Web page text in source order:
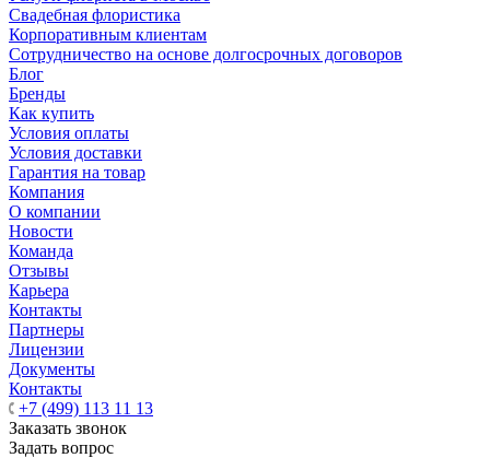
Свадебная флористика
Корпоративным клиентам
Сотрудничество на основе долгосрочных договоров
Блог
Бренды
Как купить
Условия оплаты
Условия доставки
Гарантия на товар
Компания
О компании
Новости
Команда
Отзывы
Карьера
Контакты
Партнеры
Лицензии
Документы
Контакты
+7 (499) 113 11 13
Заказать звонок
Задать вопрос